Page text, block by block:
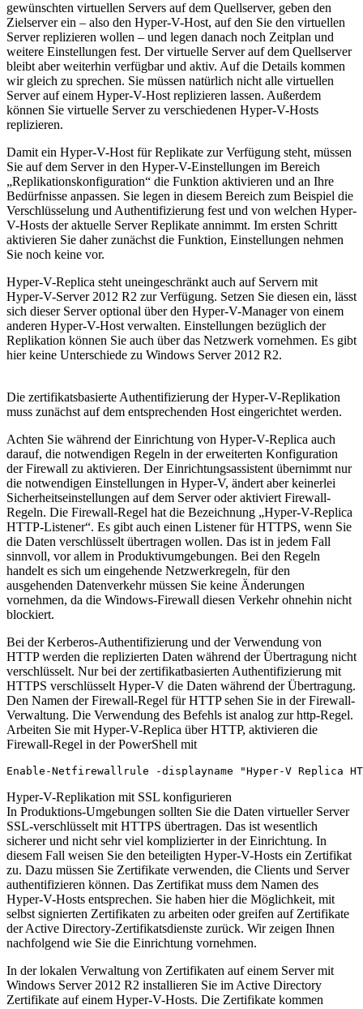
gewünschten virtuellen Servers auf dem Quellserver, geben den
Zielserver ein – also den Hyper-V-Host, auf den Sie den virtuellen
Server replizieren wollen – und legen danach noch Zeitplan und
weitere Einstellungen fest. Der virtuelle Server auf dem Quellserver
bleibt aber weiterhin verfügbar und aktiv. Auf die Details kommen
wir gleich zu sprechen. Sie müssen natürlich nicht alle virtuellen
Server auf einem Hyper-V-Host replizieren lassen. Außerdem
können Sie virtuelle Server zu verschiedenen Hyper-V-Hosts
replizieren.
Damit ein Hyper-V-Host für Replikate zur Verfügung steht, müssen
Sie auf dem Server in den Hyper-V-Einstellungen im Bereich
„Replikationskonfiguration“ die Funktion aktivieren und an Ihre
Bedürfnisse anpassen. Sie legen in diesem Bereich zum Beispiel die
Verschlüsselung und Authentifizierung fest und von welchen Hyper-
V-Hosts der aktuelle Server Replikate annimmt. Im ersten Schritt
aktivieren Sie daher zunächst die Funktion, Einstellungen nehmen
Sie noch keine vor.
Hyper-V-Replica steht uneingeschränkt auch auf Servern mit
Hyper-V-Server 2012 R2 zur Verfügung. Setzen Sie diesen ein, lässt
sich dieser Server optional über den Hyper-V-Manager von einem
anderen Hyper-V-Host verwalten. Einstellungen bezüglich der
Replikation können Sie auch über das Netzwerk vornehmen. Es gibt
hier keine Unterschiede zu Windows Server 2012 R2.
Die zertifikatsbasierte Authentifizierung der Hyper-V-Replikation
muss zunächst auf dem entsprechenden Host eingerichtet werden.
Achten Sie während der Einrichtung von Hyper-V-Replica auch
darauf, die notwendigen Regeln in der erweiterten Konfiguration
der Firewall zu aktivieren. Der Einrichtungsassistent übernimmt nur
die notwendigen Einstellungen in Hyper-V, ändert aber keinerlei
Sicherheitseinstellungen auf dem Server oder aktiviert Firewall-
Regeln. Die Firewall-Regel hat die Bezeichnung „Hyper-V-Replica
HTTP-Listener“. Es gibt auch einen Listener für HTTPS, wenn Sie
die Daten verschlüsselt übertragen wollen. Das ist in jedem Fall
sinnvoll, vor allem in Produktivumgebungen. Bei den Regeln
handelt es sich um eingehende Netzwerkregeln, für den
ausgehenden Datenverkehr müssen Sie keine Änderungen
vornehmen, da die Windows-Firewall diesen Verkehr ohnehin nicht
blockiert.
Bei der Kerberos-Authentifizierung und der Verwendung von
HTTP werden die replizierten Daten während der Übertragung nicht
verschlüsselt. Nur bei der zertifikatbasierten Authentifizierung mit
HTTPS verschlüsselt Hyper-V die Daten während der Übertragung.
Den Namen der Firewall-Regel für HTTP sehen Sie in der Firewall-
Verwaltung. Die Verwendung des Befehls ist analog zur http-Regel.
Arbeiten Sie mit Hyper-V-Replica über HTTP, aktivieren die
Firewall-Regel in der PowerShell mit
Enable-Netfirewallrule -displayname "Hyper-V Replica
Hyper-V-Replikation mit SSL konfigurieren
In Produktions-Umgebungen sollten Sie die Daten virtueller Server
SSL-verschlüsselt mit HTTPS übertragen. Das ist wesentlich
sicherer und nicht sehr viel komplizierter in der Einrichtung. In
diesem Fall weisen Sie den beteiligten Hyper-V-Hosts ein Zertifikat
zu. Dazu müssen Sie Zertifikate verwenden, die Clients und Server
authentifizieren können. Das Zertifikat muss dem Namen des
Hyper-V-Hosts entsprechen. Sie haben hier die Möglichkeit, mit
selbst signierten Zertifikaten zu arbeiten oder greifen auf Zertifikate
der Active Directory-Zertifikatsdienste zurück. Wir zeigen Ihnen
nachfolgend wie Sie die Einrichtung vornehmen.
In der lokalen Verwaltung von Zertifikaten auf einem Server mit
Windows Server 2012 R2 installieren Sie im Active Directory
Zertifikate auf einem Hyper-V-Hosts. Die Zertifikate kommen